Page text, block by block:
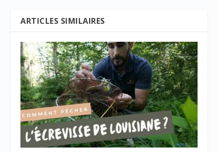
ARTICLES SIMILAIRES